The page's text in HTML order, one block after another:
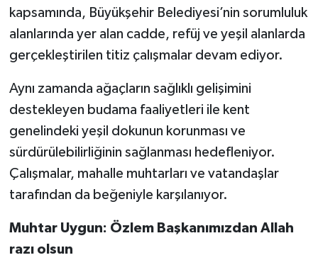
kapsamında, Büyükşehir Belediyesi’nin sorumluluk
alanlarında yer alan cadde, refüj ve yeşil alanlarda
gerçekleştirilen titiz çalışmalar devam ediyor.
Aynı zamanda ağaçların sağlıklı gelişimini
destekleyen budama faaliyetleri ile kent
genelindeki yeşil dokunun korunması ve
sürdürülebilirliğinin sağlanması hedefleniyor.
Çalışmalar, mahalle muhtarları ve vatandaşlar
tarafından da beğeniyle karşılanıyor.
Muhtar Uygun: Özlem Başkanımızdan Allah
razı olsun